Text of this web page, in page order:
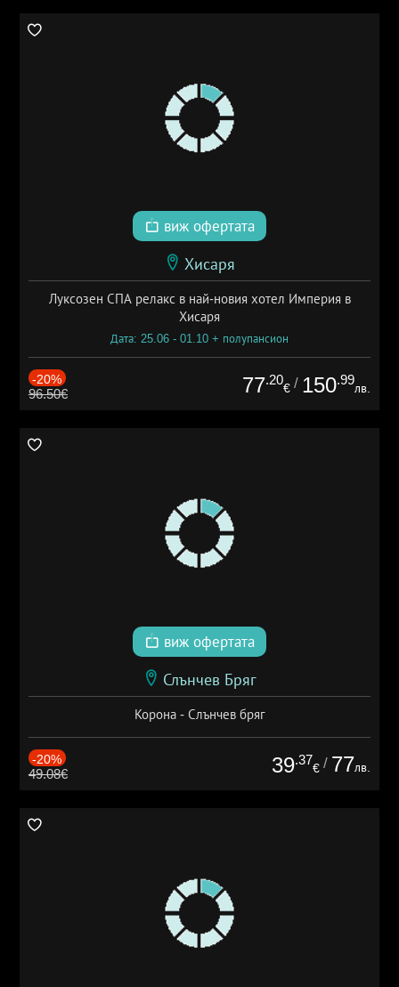
виж офертата
Хисаря
Луксозен СПА релакс в най-новия хотел Империя в
Хисаря
Дата: 25.06 - 01.10 + полупансион
-20%
96.50€ 77.20
€ / 150.99
лв.
виж офертата
Слънчев Бряг
Корона - Слънчев бряг
-20%
49.08€ 39.37
€ / 77лв.